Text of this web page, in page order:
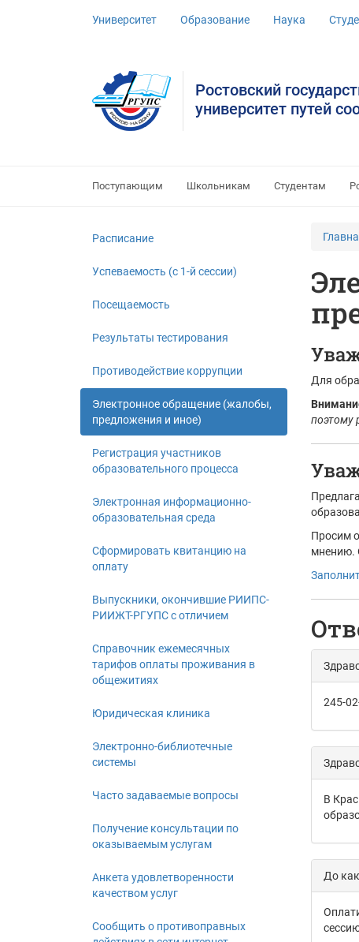
Университет Образование Наука
Ростовский
университет путей
Поступающим Школьникам Студентам
Расписание
Успеваемость (c 1-й сессии)
Посещаемость
Результаты тестирования
Противодействие коррупции
Электронное обращение (жалобы,
предложения и иное)
Регистрация участников
образовательного процесса
Электронная информационно-
образовательная среда
Сформировать квитанцию на
оплату
Выпускники, окончившие РИИПС-
РИИЖТ-РГУПС с отличием
Справочник ежемесячных
тарифов оплаты проживания в
общежитиях
Юридическая клиника
Электронно-библиотечные
системы
Часто задаваемые вопросы
Получение консультации по
оказываемым услугам
Анкета удовлетворенности
качеством услуг
Сообщить о противоправных
Для
поэтому
Просим
мнению.
245-
В
До